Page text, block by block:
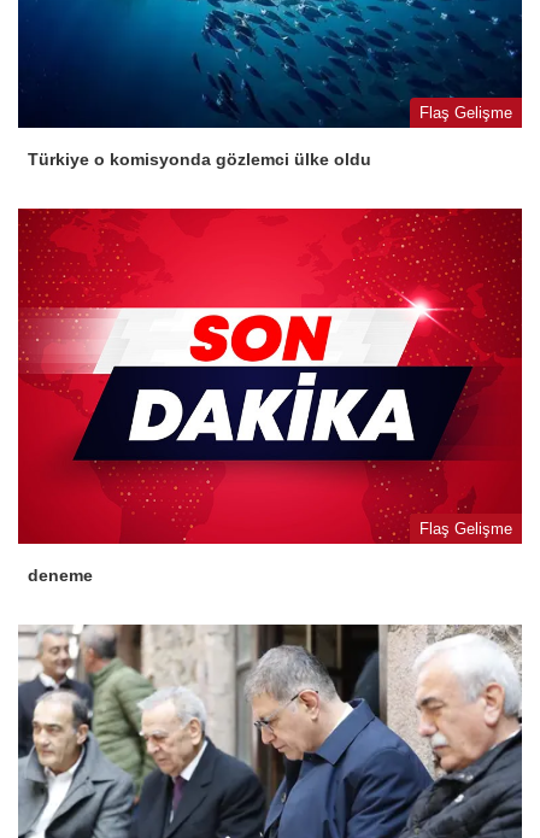
Flaş Gelişme
Türkiye o komisyonda gözlemci ülke oldu
Flaş Gelişme
deneme